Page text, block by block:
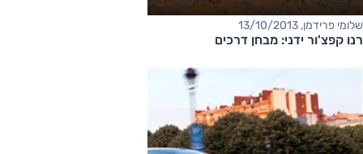
שלומי פרידמן, 13/10/2013
רנו קפצ'ור ידני: מבחן דרכים